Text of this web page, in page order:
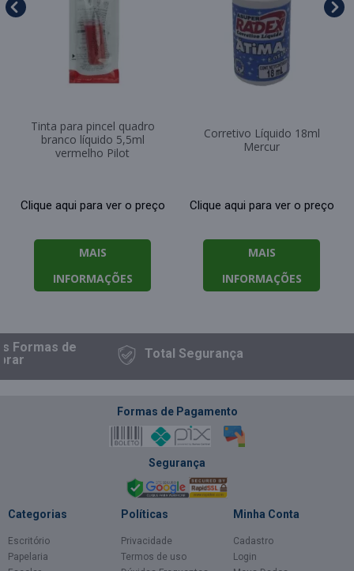
Tinta para pincel quadro
branco líquido 5,5ml
vermelho Pilot
Clique aqui para ver o preço
MAIS
INFORMAÇÕES
Corretivo Líquido 18ml
Mercur
Clique aqui para ver o preço
MAIS
INFORMAÇÕES
Formas de
Total Segurança
Formas de Pagamento
Segurança
Categorias
Escritório
Papelaria
Políticas
Privacidade
Termos de uso
Minha Conta
Cadastro
Login